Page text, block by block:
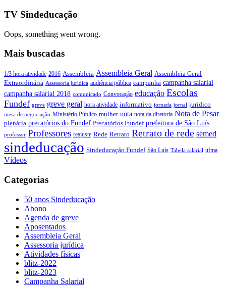
TV Sindeducação
Oops, something went wrong.
Mais buscadas
1/3 hora atividade 2016 Assembleia Assembleia Geral Assembleia Geral
Extraordinária Assessoria jurídica audiência pública campanha campanha salarial
campanha salarial 2018 comunicado Convocação educação Escolas
Fundef greve greve geral hora atividade informativo jornada jornal juridico
mesa de negociação Ministério Público mulher nota nota da diretoria Nota de Pesar
plenária precatórios do Fundef Precatórios Fundef prefeitura de São Luís
professor Professores reajuste Rede Retrato Retrato de rede semed
sindeducação Sindeducação Fundef São Luís Tabela salarial ufma
Vídeos
Categorias
50 anos Sindeducação
Abono
Agenda de greve
Aposentados
Assembleia Geral
Assessoria jurídica
Atividades físicas
blitz-2022
blitz-2023
Campanha Salarial